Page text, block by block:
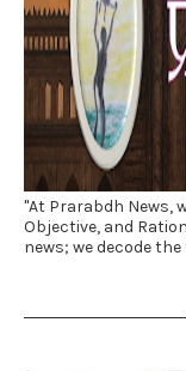
"At Prarabdh News,
Objective, and
news; we decode